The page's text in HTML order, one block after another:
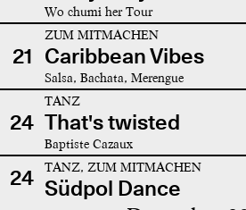
Wo chumi her Tour
21
ZUM MITMACHEN
Caribbean Vibes
Salsa, Bachata, Merengue
24
TANZ
That's twisted
Baptiste Cazaux
24 TANZ, ZUM MITMACHEN
Südpol Dance